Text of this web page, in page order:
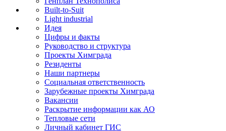
Built-to-Suit
Light industrial
Идея
Цифры и факты
Руководство и структура
Проекты Химграда
Резиденты
Наши партнеры
Социальная ответственность
Зарубежные проекты Химграда
Вакансии
Раскрытие информации как АО
Тепловые сети
Личный кабинет ГИС